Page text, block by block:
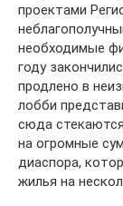
проектами
необходимые
году
продлено в
лобби
сюда
на огромные
диаспора,
жилья на